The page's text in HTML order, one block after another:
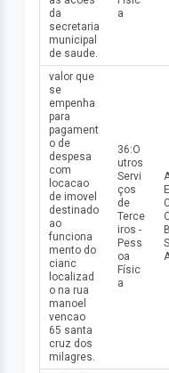
da
secretaria
municipal
de saude.
a
valor que
se
empenha
para
pagament
o de
despesa
com
locacao
de imovel
destinado
ao
funciona
mento do
cianc
localizad
o na rua
manoel
vencao
65 santa
cruz dos
milagres.
36:O
utros
Servi
ços
de
Terce
iros -
Pess
oa
Físic
a